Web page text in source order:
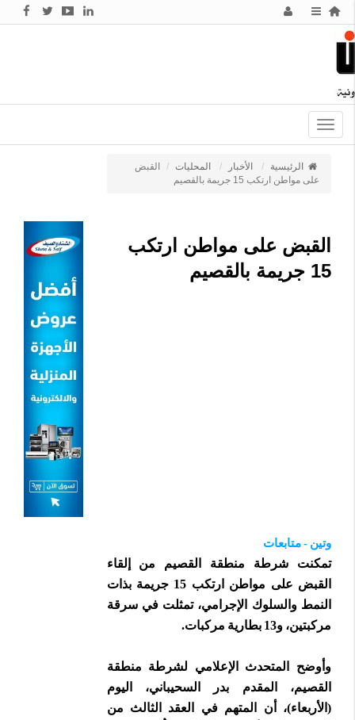
Toggle
navigation
الرئيسية الأخبار المحليات
القبض
على مواطن ارتكب 15 جريمة بالقصيم
القبض على مواطن ارتكب
15 جريمة بالقصيم
وتين - متابعات
تمكنت شرطة منطقة القصيم من إلقاء
القبض على مواطن ارتكب 15 جريمة بذات
النمط والسلوك الإجرامي، تمثلت في سرقة
مركبتين، و13 بطارية مركبات.
وأوضح المتحدث الإعلامي لشرطة منطقة
القصيم، المقدم بدر السحيباني، اليوم
(الأربعاء)، أن المتهم في العقد الثالث من